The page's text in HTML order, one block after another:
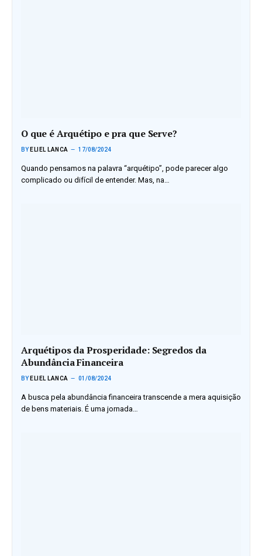
O que é Arquétipo e pra que Serve?
BY ELIEL LANCA 17/08/2024
Quando pensamos na palavra “arquétipo”, pode parecer algo
complicado ou difícil de entender. Mas, na…
Arquétipos da Prosperidade: Segredos da
Abundância Financeira
BY ELIEL LANCA 01/08/2024
A busca pela abundância financeira transcende a mera aquisição
de bens materiais. É uma jornada…